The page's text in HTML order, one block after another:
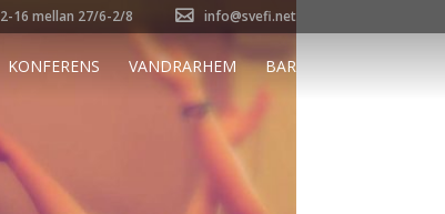
16 mellan 27/6-2/8 info@svefi.net
KONFERENS VANDRARHEM BAR
Skills